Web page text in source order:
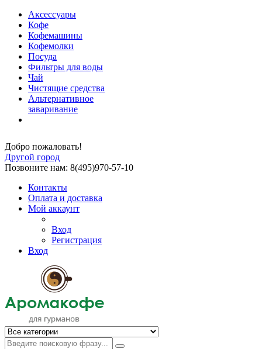
Аксессуары
Кофе
Кофемашины
Кофемолки
Посуда
Фильтры для воды
Чай
Чистящие средства
Альтернативное
заваривание
Добро пожаловать!
Другой город
Позвоните нам: 8(495)970-57-10
Контакты
Оплата и доставка
Мой аккаунт
Вход
Регистрация
Вход